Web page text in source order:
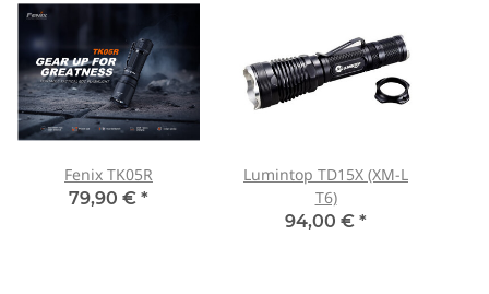
Fenix TK05R
79,90 € *
Lumintop TD15X (XM-L
T6)
94,00 € *